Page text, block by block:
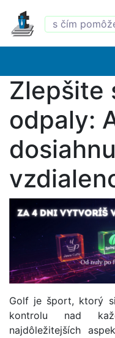
Zlepšite
odpaly:
Golf je šport, ktorý
kontrolu nad
najdôležitejších